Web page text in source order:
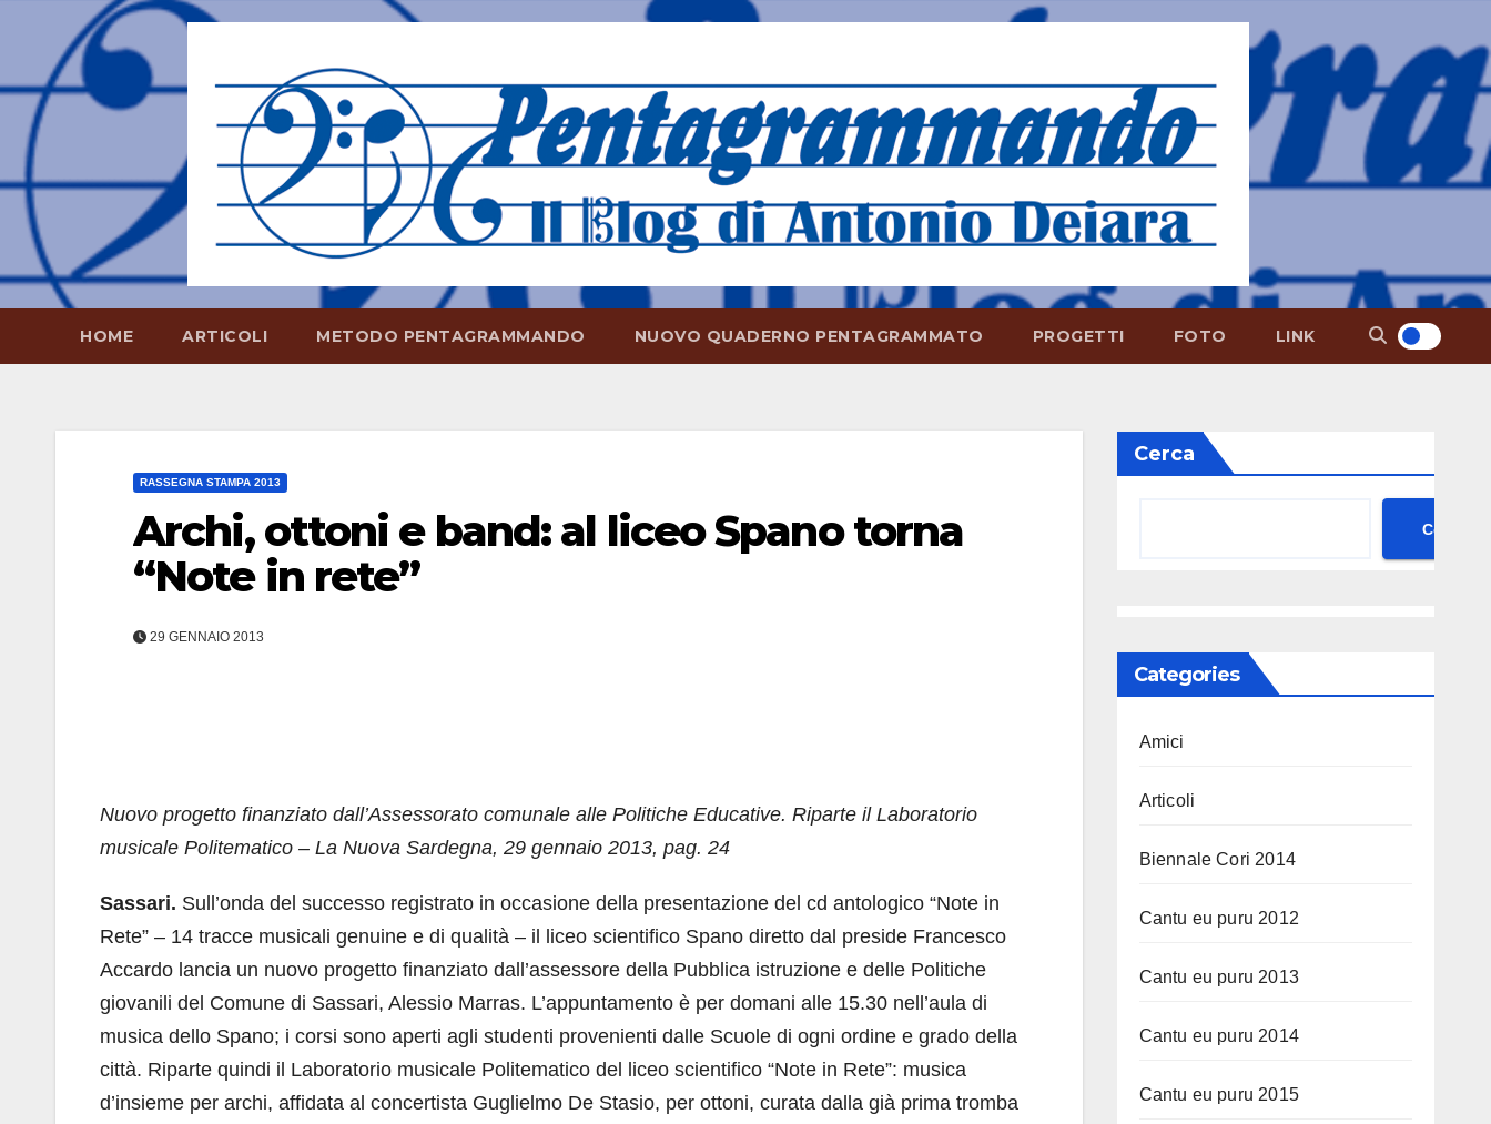
contenuto
HOME ARTICOLI METODO PENTAGRAMMANDO NUOVO QUADERNO PENTAGRAMMATO PROGETTI FOTO LINK
RASSEGNA STAMPA 2013
Archi, ottoni e band: al liceo Spano torna
“Note in rete”
29 GENNAIO 2013
Nuovo progetto finanziato dall’Assessorato comunale alle Politiche Educative. Riparte il Laboratorio
musicale Politematico – La Nuova Sardegna, 29 gennaio 2013, pag. 24
Sassari. Sull’onda del successo registrato in occasione della presentazione del cd antologico “Note in
Rete” – 14 tracce musicali genuine e di qualità – il liceo scientifico Spano diretto dal preside Francesco
Accardo lancia un nuovo progetto finanziato dall’assessore della Pubblica istruzione e delle Politiche
giovanili del Comune di Sassari, Alessio Marras. L’appuntamento è per domani alle 15.30 nell’aula di
musica dello Spano; i corsi sono aperti agli studenti provenienti dalle Scuole di ogni ordine e grado della
città. Riparte quindi il Laboratorio musicale Politematico del liceo scientifico “Note in Rete”: musica
d’insieme per archi, affidata al concertista Guglielmo De Stasio, per ottoni, curata dalla già prima tromba
Cerca
Cerca
Categories
Amici
Articoli
Biennale Cori 2014
Cantu eu puru 2012
Cantu eu puru 2013
Cantu eu puru 2014
Cantu eu puru 2015